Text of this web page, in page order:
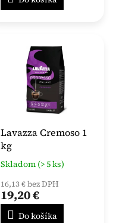
Lavazza Cremoso 1
kg
Skladom (> 5 ks)
16,13 € bez DPH
19,20 €
Do košíka